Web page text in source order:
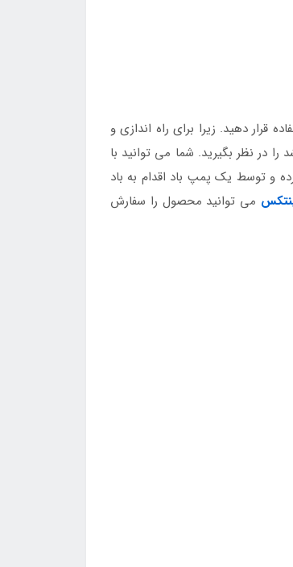
دهید. زیرا برای راه اندازی و
را در نظر بگیرید. شما می توانید با
و توسط یک پمپ باد اقدام به باد
می توانید محصول را سفارش